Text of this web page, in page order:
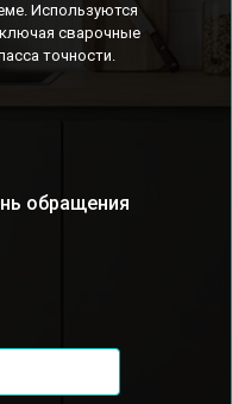
Используются
сварочные
точности.
обращения